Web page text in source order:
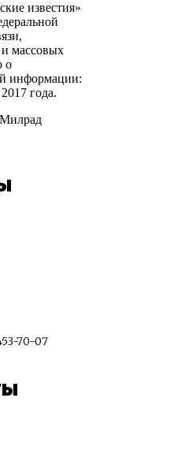
известия»
массовых
о
информации:
года.
Милрад
70-07